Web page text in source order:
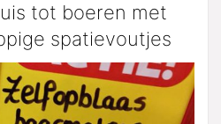
tot boeren met
spatievoutjes